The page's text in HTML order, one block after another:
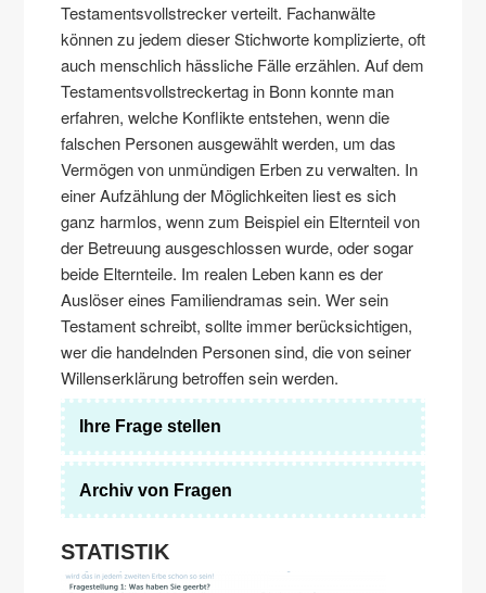
Testamentsvollstrecker verteilt. Fachanwälte
können zu jedem dieser Stichworte komplizierte, oft
auch menschlich hässliche Fälle erzählen. Auf dem
Testamentsvollstreckertag in Bonn konnte man
erfahren, welche Konflikte entstehen, wenn die
falschen Personen ausgewählt werden, um das
Vermögen von unmündigen Erben zu verwalten. In
einer Aufzählung der Möglichkeiten liest es sich
ganz harmlos, wenn zum Beispiel ein Elternteil von
der Betreuung ausgeschlossen wurde, oder sogar
beide Elternteile. Im realen Leben kann es der
Auslöser eines Familiendramas sein. Wer sein
Testament schreibt, sollte immer berücksichtigen,
wer die handelnden Personen sind, die von seiner
Willenserklärung betroffen sein werden.
Ihre Frage stellen
Archiv von Fragen
STATISTIK